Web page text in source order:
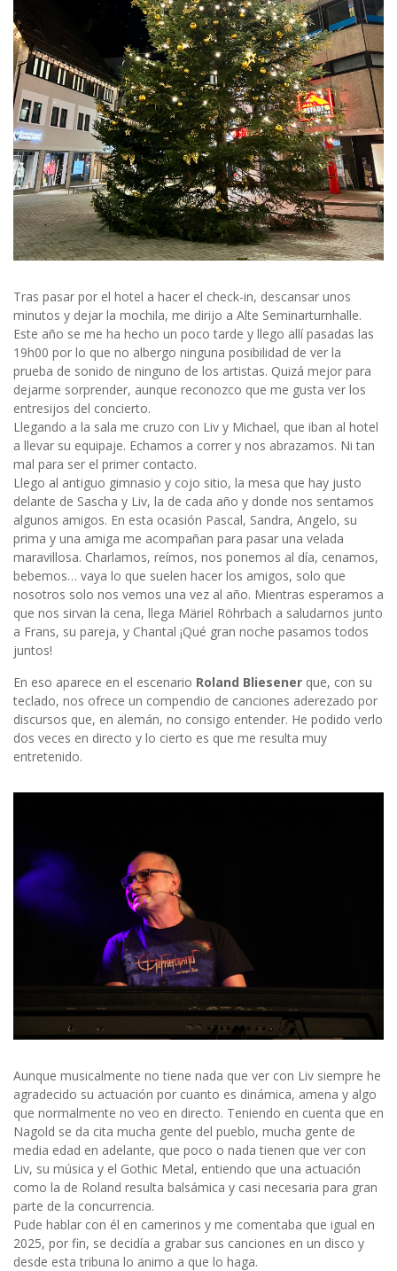
Tras pasar por el hotel a hacer el check-in, descansar unos
minutos y dejar la mochila, me dirijo a Alte Seminarturnhalle.
Este año se me ha hecho un poco tarde y llego allí pasadas las
19h00 por lo que no albergo ninguna posibilidad de ver la
prueba de sonido de ninguno de los artistas. Quizá mejor para
dejarme sorprender, aunque reconozco que me gusta ver los
entresijos del concierto.
Llegando a la sala me cruzo con Liv y Michael, que iban al hotel
a llevar su equipaje. Echamos a correr y nos abrazamos. Ni tan
mal para ser el primer contacto.
Llego al antiguo gimnasio y cojo sitio, la mesa que hay justo
delante de Sascha y Liv, la de cada año y donde nos sentamos
algunos amigos. En esta ocasión Pascal, Sandra, Angelo, su
prima y una amiga me acompañan para pasar una velada
maravillosa. Charlamos, reímos, nos ponemos al día, cenamos,
bebemos… vaya lo que suelen hacer los amigos, solo que
nosotros solo nos vemos una vez al año. Mientras esperamos a
que nos sirvan la cena, llega Märiel Röhrbach a saludarnos junto
a Frans, su pareja, y Chantal ¡Qué gran noche pasamos todos
juntos!
En eso aparece en el escenario Roland Bliesener que, con su
teclado, nos ofrece un compendio de canciones aderezado por
discursos que, en alemán, no consigo entender. He podido verlo
dos veces en directo y lo cierto es que me resulta muy
entretenido.
Aunque musicalmente no tiene nada que ver con Liv siempre he
agradecido su actuación por cuanto es dinámica, amena y algo
que normalmente no veo en directo. Teniendo en cuenta que en
Nagold se da cita mucha gente del pueblo, mucha gente de
media edad en adelante, que poco o nada tienen que ver con
Liv, su música y el Gothic Metal, entiendo que una actuación
como la de Roland resulta balsámica y casi necesaria para gran
parte de la concurrencia.
Pude hablar con él en camerinos y me comentaba que igual en
2025, por fin, se decidía a grabar sus canciones en un disco y
desde esta tribuna lo animo a que lo haga.